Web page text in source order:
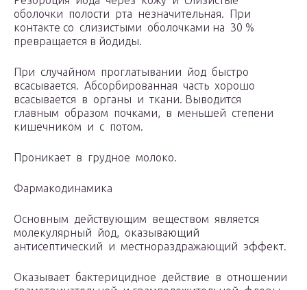
оболочки полости рта незначительная. При
контакте со слизистыми оболочками на 30 %
превращается в йодиды.
При случайном проглатывании йод быстро
всасывается. Абсорбированная часть хорошо
всасывается в органы и ткани. Выводится
главным образом почками, в меньшей степени
кишечником и с потом.
Проникает в грудное молоко.
Фармакодинамика
Основным действующим веществом является
молекулярный йод, оказывающий
антисептический и местнораздражающий эффект.
Оказывает бактерицидное действие в отношении